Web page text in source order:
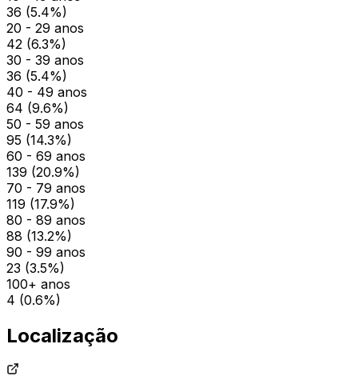
36 (5.4%)
20 - 29 anos
42 (6.3%)
30 - 39 anos
36 (5.4%)
40 - 49 anos
64 (9.6%)
50 - 59 anos
95 (14.3%)
60 - 69 anos
139 (20.9%)
70 - 79 anos
119 (17.9%)
80 - 89 anos
88 (13.2%)
90 - 99 anos
23 (3.5%)
100+ anos
4 (0.6%)
Localização